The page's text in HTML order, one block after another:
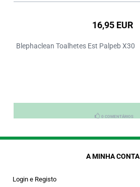
16,95 EUR
Blephaclean Toalhetes Est Palpeb X30
0 COMENTÁRIOS
A MINHA CONTA
Login e Registo